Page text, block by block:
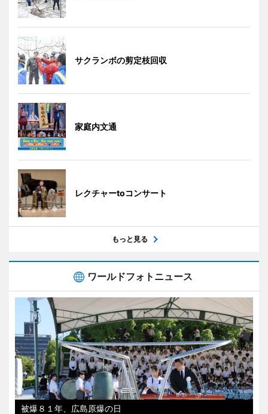
サクランボの剪定枝回収
家庭内文通
レクチャーtoコンサート
もっと見る
ワールドフォトニュース
被爆８１年、広島原爆の日